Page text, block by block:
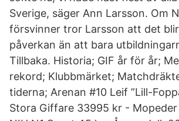
Sverige, säger Ann Larsson. Om
försvinner tror Larsson att det
påverkan än att bara
Tillbaka. Historia; GIF år för år;
rekord; Klubbmärket;
tiderna; Arenan #10 Leif ”Lill-
Stora Giffare 33995 kr -